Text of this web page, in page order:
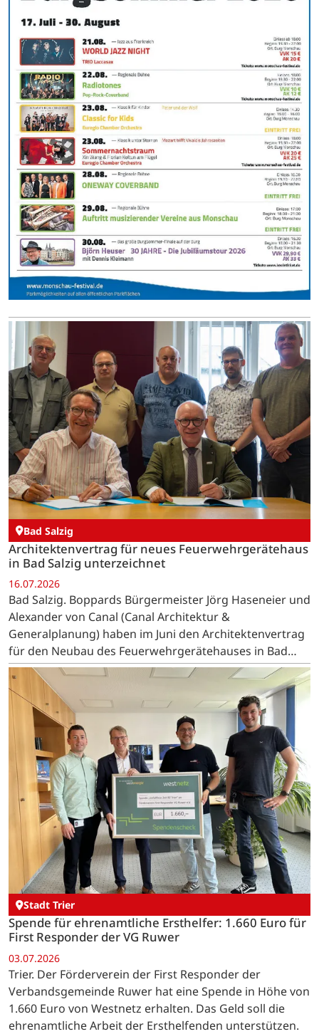
Bad Salzig
Architektenvertrag für neues Feuerwehrgerätehaus
in Bad Salzig unterzeichnet
16.07.2026
Bad Salzig. Boppards Bürgermeister Jörg Haseneier und
Alexander von Canal (Canal Architektur &
Generalplanung) haben im Juni den Architektenvertrag
für den Neubau des Feuerwehrgerätehauses in Bad
Salzig unterzeichnet.
Stadt Trier
Spende für ehrenamtliche Ersthelfer: 1.660 Euro für
First Responder der VG Ruwer
03.07.2026
Trier. Der Förderverein der First Responder der
Verbandsgemeinde Ruwer hat eine Spende in Höhe von
1.660 Euro von Westnetz erhalten. Das Geld soll die
ehrenamtliche Arbeit der Ersthelfenden unterstützen.